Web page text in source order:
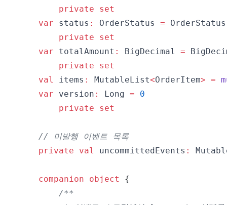
private
set
var status : OrderStatus = OrderStatus
private
set
var totalAmount : BigDecimal =
private
set
val
items : MutableList<OrderItem> =
var version : Long =
0
private
set
// 미발행 이벤트 목록
private
val uncommittedEvents :
companion object
{